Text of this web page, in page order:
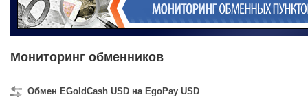
Мониторинг обменников
Обмен EGoldCash USD на EgoPay USD